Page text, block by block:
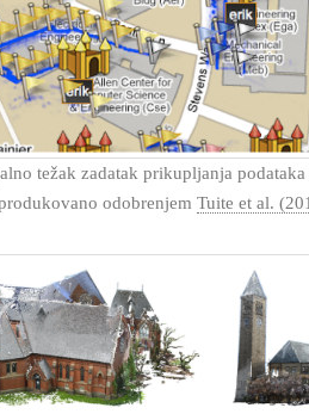
težak zadatak prikupljanja
odobrenjem Tuite et al.